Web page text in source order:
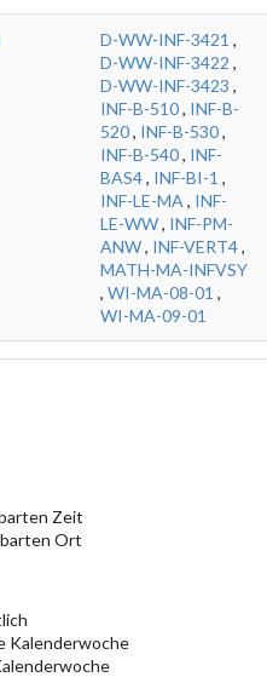
D-WW-INF-3421 ,
D-WW-INF-3422 ,
D-WW-INF-3423 ,
INF-B-510, INF-B-
520, INF-B-530,
INF-B-540, INF-
BAS4, INF-BI-1 ,
INF-LE-MA , INF-
LE-WW, INF-PM-
ANW, INF-VERT4,
MATH-MA-INFVSY
, WI-MA-08-01 ,
WI-MA-09-01
Zeit
Ort
Kalenderwoche